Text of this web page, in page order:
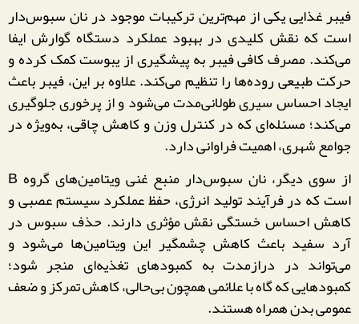
فیبر غذایی یکی از مهم‌ترین ترکیبات موجود در نان سبوس‌دار
است که نقش کلیدی در بهبود عملکرد دستگاه گوارش ایفا
می‌کند. مصرف کافی فیبر به پیشگیری از یبوست کمک کرده و
حرکت طبیعی روده‌ها را تنظیم می‌کند. علاوه بر این، فیبر باعث
ایجاد احساس سیری طولانی‌مدت می‌شود و از پرخوری جلوگیری
می‌کند؛ مسئله‌ای که در کنترل وزن و کاهش چاقی، به‌ویژه در
جوامع شهری، اهمیت فراوانی دارد.
از سوی دیگر، نان سبوس‌دار منبع غنی ویتامین‌های گروه B
است که در فرآیند تولید انرژی، حفظ عملکرد سیستم عصبی و
کاهش احساس خستگی نقش مؤثری دارند. حذف سبوس در
آرد سفید باعث کاهش چشمگیر این ویتامین‌ها می‌شود و
می‌تواند در درازمدت به کمبودهای تغذیه‌ای منجر شود؛
کمبودهایی که گاه با علائمی همچون بی‌حالی، کاهش تمرکز و ضعف
عمومی بدن همراه هستند.